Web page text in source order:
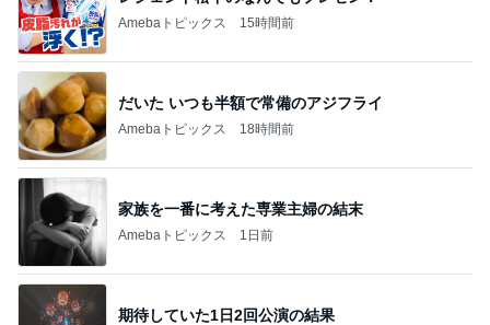
Amebaトピックス 15時間前
だいた いつも半額で常備のアジフライ
Amebaトピックス 18時間前
家族を一番に考えた専業主婦の結末
Amebaトピックス 1日前
期待していた1日2回公演の結果